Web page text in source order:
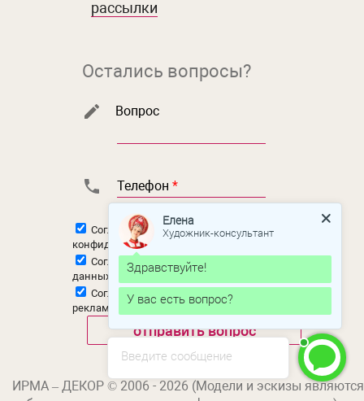
рассылки
Остались вопросы?
Вопрос
Телефон *
Согласен сполитикой
конфиденциальности
Согласен на
обработку персональных
данных
Согласен на
получение новостной и
рекламной рассылки
ИРМА – ДЕКОР © 2006 - 2026 (Модели и эскизы являются
Введите сообщение
Елена
Художник-консультант
Здравствуйте!
У вас есть вопрос?